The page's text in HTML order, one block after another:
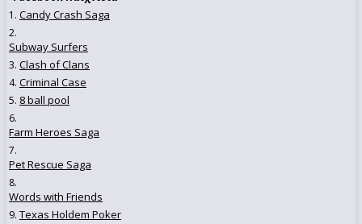
1. Candy Crash Saga
2.
Subway Surfers
3. Clash of Clans
4. Criminal Case
5. 8 ball pool
6.
Farm Heroes Saga
7.
Pet Rescue Saga
8.
Words with Friends
9. Texas Holdem Poker